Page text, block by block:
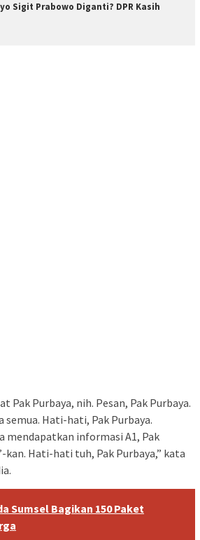
Sigit Prabowo Diganti? DPR Kasih
Pak Purbaya, nih. Pesan, Pak Purbaya.
semua. Hati-hati, Pak Purbaya.
mendapatkan informasi A1, Pak
kan. Hati-hati tuh, Pak Purbaya,” kata
Sumsel Bagikan 150 Paket